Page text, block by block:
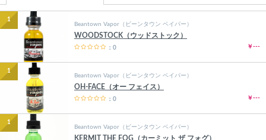
1
Beantown Vapor（ビーンタウン ベイパー）
WOODSTOCK（ウッドストック）
：0 ￥---
1
Beantown Vapor（ビーンタウン ベイパー）
OH-FACE（オー フェイス）
：0 ￥---
1
Beantown Vapor（ビーンタウン ベイパー）
KERMIT THE FOG（カーミット ザ フォグ）